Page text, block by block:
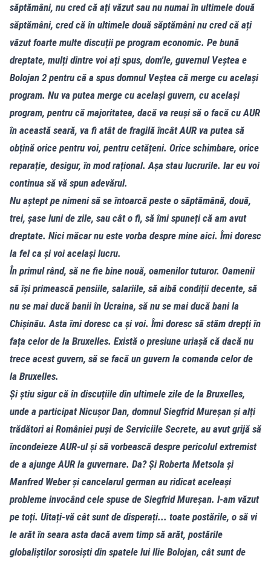
săptămâni, nu cred că ați văzut sau nu numai în ultimele două
săptămâni, cred că în ultimele două săptămâni nu cred că ați
văzut foarte multe discuții pe program economic. Pe bună
dreptate, mulți dintre voi ați spus, dom'le, guvernul Veștea e
Bolojan 2 pentru că a spus domnul Veștea că merge cu același
program. Nu va putea merge cu același guvern, cu același
program, pentru că majoritatea, dacă va reuși să o facă cu AUR
în această seară, va fi atât de fragilă încât AUR va putea să
obțină orice pentru voi, pentru cetățeni. Orice schimbare, orice
reparație, desigur, în mod rațional. Așa stau lucrurile. Iar eu voi
continua să vă spun adevărul.
Nu aștept pe nimeni să se întoarcă peste o săptămână, două,
trei, șase luni de zile, sau cât o fi, să îmi spuneți că am avut
dreptate. Nici măcar nu este vorba despre mine aici. Îmi doresc
la fel ca și voi același lucru.
În primul rând, să ne fie bine nouă, oamenilor tuturor. Oamenii
să își primească pensiile, salariile, să aibă condiții decente, să
nu se mai ducă banii în Ucraina, să nu se mai ducă bani la
Chișinău. Asta îmi doresc ca și voi. Îmi doresc să stăm drepți în
fața celor de la Bruxelles. Există o presiune uriașă că dacă nu
trece acest guvern, să se facă un guvern la comanda celor de
la Bruxelles.
Și știu sigur că în discuțiile din ultimele zile de la Bruxelles,
unde a participat Nicușor Dan, domnul Siegfrid Mureșan și alți
trădători ai României puși de Serviciile Secrete, au avut grijă să
încondeieze AUR-ul și să vorbească despre pericolul extremist
de a ajunge AUR la guvernare. Da? Și Roberta Metsola și
Manfred Weber și cancelarul german au ridicat aceleași
probleme invocând cele spuse de Siegfrid Mureșan. I-am văzut
pe toți. Uitați-vă cât sunt de disperați... toate postările, o să vi
le arăt în seara asta dacă avem timp să arăt, postările
globaliștilor sorosiști din spatele lui Ilie Bolojan, cât sunt de